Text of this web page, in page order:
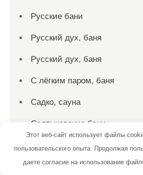
Русские бани
Русский дух, баня
Русский дух, баня
С лёгким паром, баня
Садко, сауна
Салтыковские бани
Сауна, Сауна
Сауна, Сауна
Этот веб-сайт использует файлы
пользовательского опыта. Продолжая
даете согласие на использование